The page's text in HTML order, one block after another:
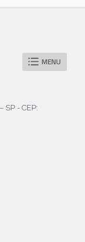
MENU
SP - CEP: